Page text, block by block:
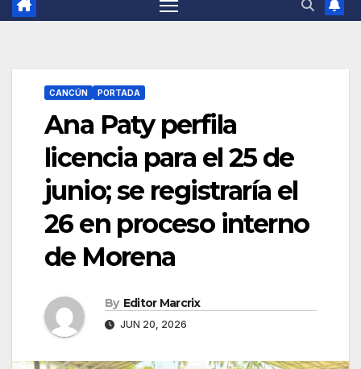
CANCÚN PORTADA
Ana Paty perfila
licencia para el 25 de
junio; se registraría el
26 en proceso interno
de Morena
By Editor Marcrix
JUN 20, 2026